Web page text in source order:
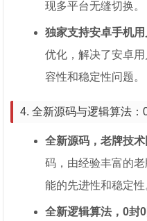
现多平台无缝切换。
独家支持安卓手机用
优化，解决了安卓
容性和稳定性问题。
4. 全新源码与逻辑算法：
全新源码，老牌技
码，由经验丰富的
能的先进性和稳定性
全新逻辑算法，0封0